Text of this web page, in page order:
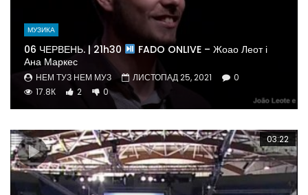
МУЗИКА
06 ЧЕРВЕНЬ. | 21h30
FADO ONLIVE – Жоао Леот і
Ана Маркес
НЕМ ТУЗ НЕМ МУЗ ЛИСТОПАД 25, 2021
0
17.8К
2 0
03:22